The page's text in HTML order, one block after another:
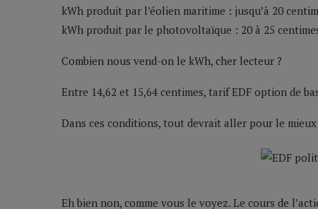
kWh produit par l’éolien maritime : jusqu’à 20
kWh produit par le photovoltaïque : 20 à 25
Combien nous vend-on le kWh, cher lecteur ?
Entre 14,62 et 15,64 centimes, tarif EDF option de
Dans ces conditions, tout devrait aller pour le
Eh bien non, comme vous le voyez. Le cours de